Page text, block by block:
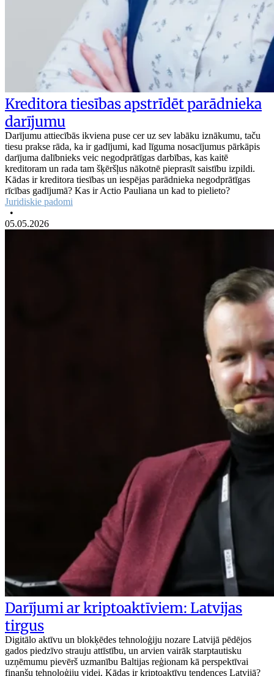
Kreditora tiesības apstrīdēt parādnieka
darījumu
Darījumu attiecībās ikviena puse cer uz sev labāku iznākumu, taču
tiesu prakse rāda, ka ir gadījumi, kad līguma nosacījumus pārkāpis
darījuma dalībnieks veic negodprātīgas darbības, kas kaitē
kreditoram un rada tam šķēršļus nākotnē pieprasīt saistību izpildi.
Kādas ir kreditora tiesības un iespējas parādnieka negodprātīgas
rīcības gadījumā? Kas ir Actio Pauliana un kad to pielieto?
Juridiskie padomi
•
05.05.2026
Darījumi ar kriptoaktīviem: Latvijas
tirgus
Digitālo aktīvu un blokķēdes tehnoloģiju nozare Latvijā pēdējos
gados piedzīvo strauju attīstību, un arvien vairāk starptautisku
uzņēmumu pievērš uzmanību Baltijas reģionam kā perspektīvai
finanšu tehnoloģiju videi. Kādas ir kriptoaktīvu tendences Latvijā?